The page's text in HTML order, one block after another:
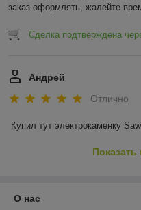
заказ оформлять, жалейте
Сделка подтверждена
Андрей
Отлично
Купил тут электрокаменку
О нас